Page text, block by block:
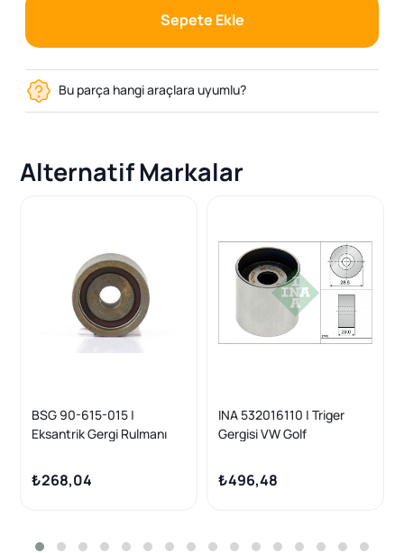
Sepete Ekle
Bu parça hangi araçlara uyumlu?
Alternatif Markalar
BSG 90-615-015 |
Eksantrik Gergi Rulmanı
ter 1.6/1.9/2.5 TDI 97-
₺268,04
INA 532016110 | Triger
Gergisi VW Golf
III/Crafter 1.9-2.5 TDI 97-
₺496,48